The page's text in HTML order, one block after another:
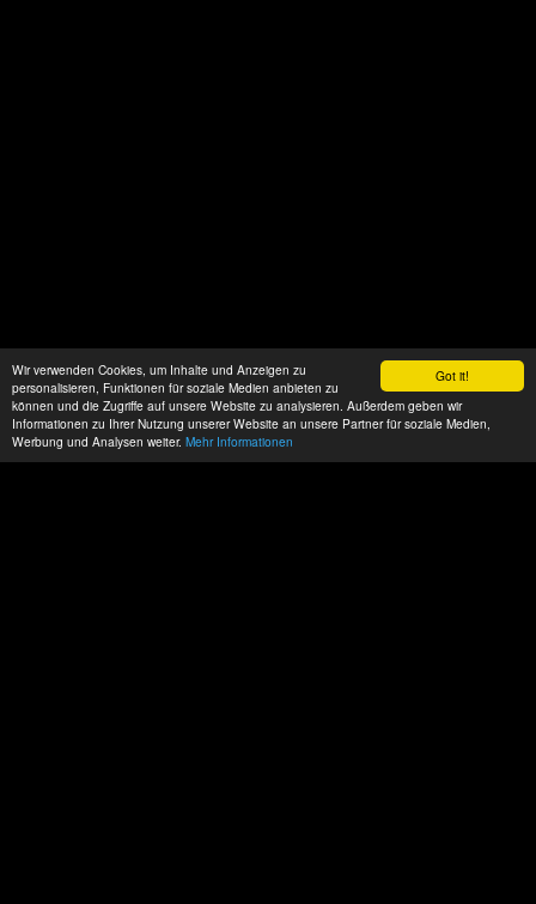
Got it!
Wir verwenden Cookies, um Inhalte und Anzeigen zu
personalisieren, Funktionen für soziale Medien anbieten zu
können und die Zugriffe auf unsere Website zu analysieren. Außerdem geben wir
Informationen zu Ihrer Nutzung unserer Website an unsere Partner für soziale Medien,
Werbung und Analysen weiter. Mehr Informationen